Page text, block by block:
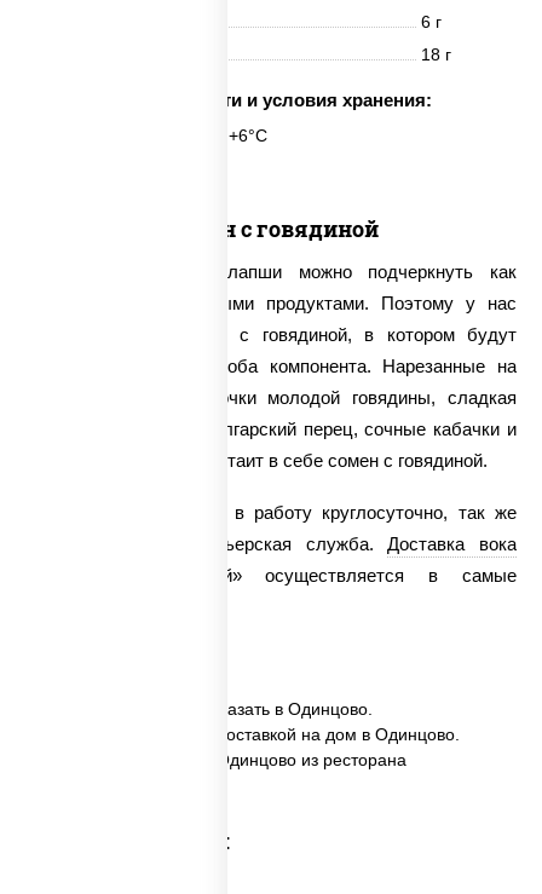
6 г
18 г
Срок годности и условия хранения:
6 часов при t° от +2°C до +6°C
Сомен с говядиной
Тонкий вкус яичной лапши можно подчеркнуть как
овощами, так и мясными продуктами. Поэтому у нас
можно заказать сомен с говядиной, в котором будут
присутствовать сразу оба компонента. Нарезанные на
длинные полоски кусочки молодой говядины, сладкая
морковь, пикантный болгарский перец, сочные кабачки и
многое другое – вот что таит в себе сомен с говядиной.
Мы принимаем заказы в работу круглосуточно, так же
работает и наша курьерская служба.Доставка вока
«Сомен с говядиной» осуществляется в самые
✅ Сомен с говядиной заказать в Одинцово.
✅ Сомен с говядиной с доставкой на дом в Одинцово.
✅ Сомен с говядиной в Одинцово из ресторана
Категории товара: